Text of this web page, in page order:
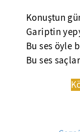
Konuştun
Gariptin
Bu ses öyle
Bu ses